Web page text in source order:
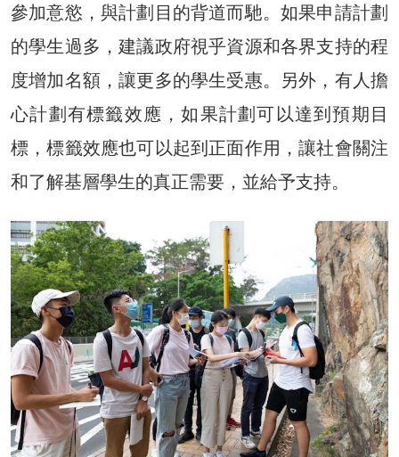
參加意慾，與計劃目的背道而馳。如果申請計劃
的學生過多，建議政府視乎資源和各界支持的程
度增加名額，讓更多的學生受惠。另外，有人擔
心計劃有標籤效應，如果計劃可以達到預期目
標，標籤效應也可以起到正面作用，讓社會關注
和了解基層學生的真正需要，並給予支持。